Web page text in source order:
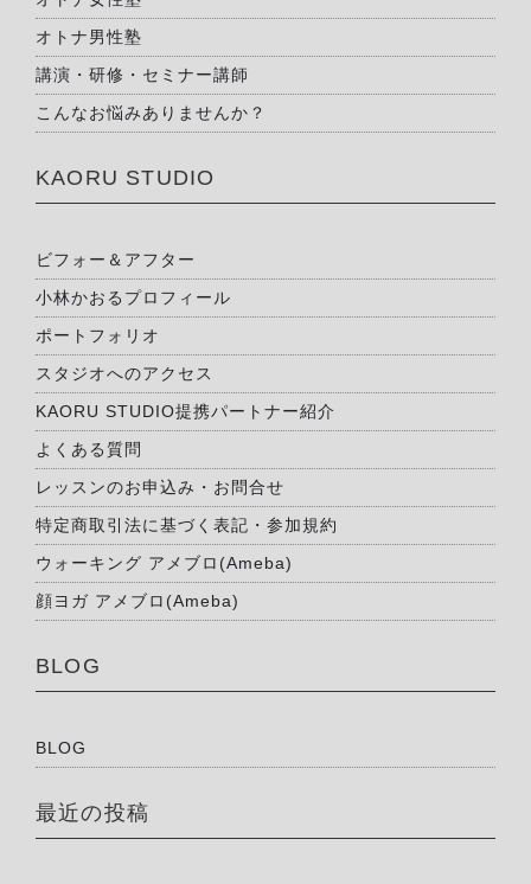
オトナ男性塾
講演・研修・セミナー講師
こんなお悩みありませんか？
KAORU STUDIO
ビフォー＆アフター
小林かおるプロフィール
ポートフォリオ
スタジオへのアクセス
KAORU STUDIO提携パートナー紹介
よくある質問
レッスンのお申込み・お問合せ
特定商取引法に基づく表記・参加規約
ウォーキング アメブロ(Ameba)
顔ヨガ アメブロ(Ameba)
BLOG
BLOG
最近の投稿